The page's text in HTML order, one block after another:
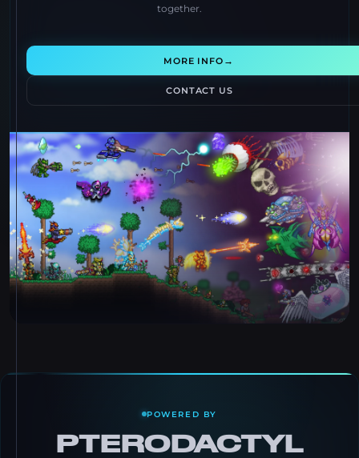
together.
MORE INFO →
CONTACT US
POWERED BY
PTERODACTYL